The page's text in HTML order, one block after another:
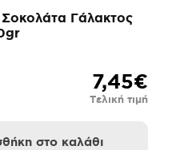
Γάλακτος
7,45€
Τελική τιμή
στο καλάθι